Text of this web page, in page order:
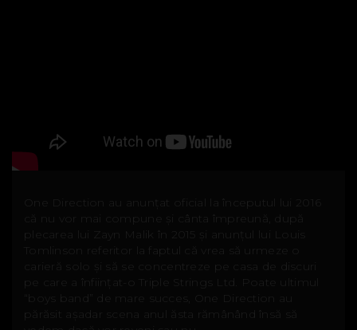
One Direction au anunțat oficial la începutul lui 2016
că nu vor mai compune și cânta împreună, după
plecarea lui Zayn Malik în 2015 și anunțul lui Louis
Tomlinson referitor la faptul că vrea să urmeze o
carieră solo și să se concentreze pe casa de discuri
pe care a înființat-o Triple Strings Ltd. Poate ultimul
“boys band” de mare succes, One Direction au
părăsit așadar scena anul ăsta rămânând însă să